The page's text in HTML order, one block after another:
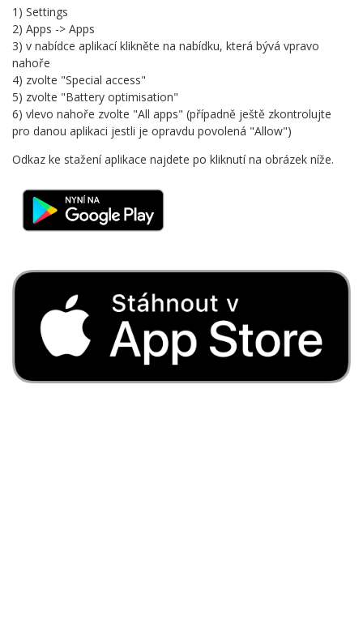
1) Settings
2) Apps -> Apps
3) v nabídce aplikací klikněte na nabídku, která bývá vpravo
nahoře
4) zvolte "Special access"
5) zvolte "Battery optimisation"
6) vlevo nahoře zvolte "All apps" (případně ještě zkontrolujte
pro danou aplikaci jestli je opravdu povolená "Allow")
Odkaz ke stažení aplikace najdete po kliknutí na obrázek níže.